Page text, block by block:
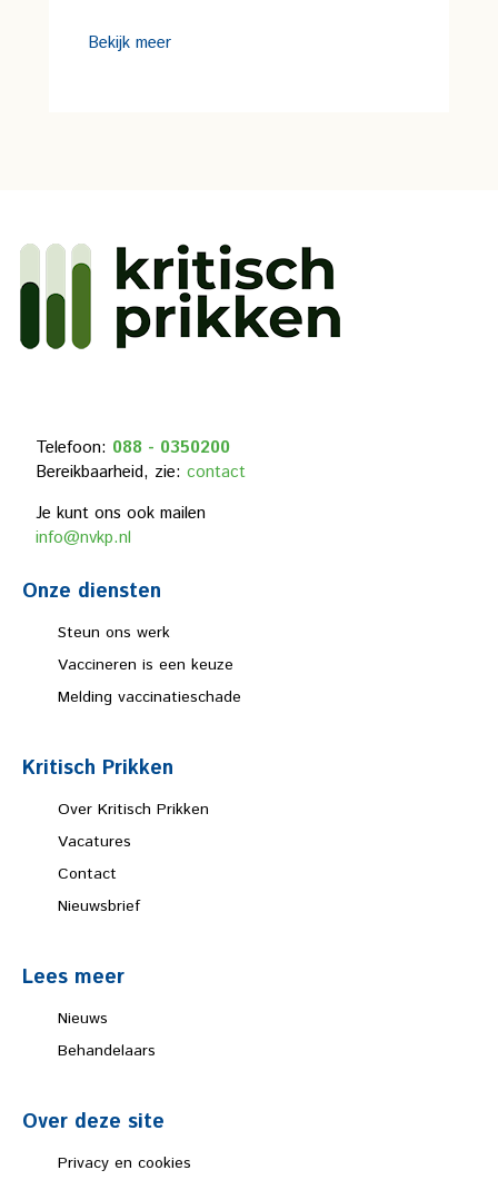
Bekijk meer
Telefoon: 088 - 0350200
Bereikbaarheid, zie: contact
Je kunt ons ook mailen
info@nvkp.nl
Onze diensten
Steun ons werk
Vaccineren is een keuze
Melding vaccinatieschade
Kritisch Prikken
Over Kritisch Prikken
Vacatures
Contact
Nieuwsbrief
Lees meer
Nieuws
Behandelaars
Over deze site
Privacy en cookies